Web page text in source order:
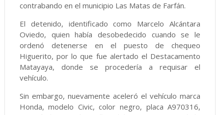
contrabando en el municipio Las Matas de Farfán.
El detenido, identificado como Marcelo Alcántara
Oviedo, quien había desobedecido cuando se le
ordenó detenerse en el puesto de chequeo
Higuerito, por lo que fue alertado el Destacamento
Matayaya, donde se procedería a requisar el
vehículo.
Sin embargo, nuevamente aceleró el vehículo marca
Honda, modelo Civic, color negro, placa A970316,